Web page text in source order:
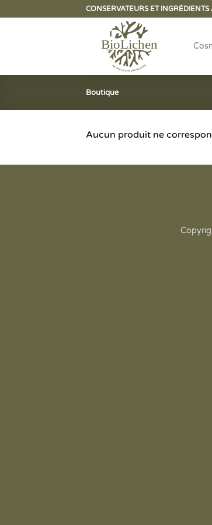
au
CONSERVATEURS ET INGRÉDIENTS
Boutique
Aucun produit ne